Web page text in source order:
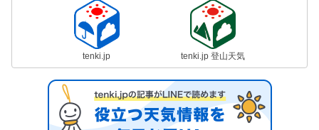
tenki.jp tenki.jp 登山天気